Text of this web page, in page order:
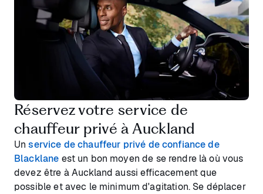
Réservez votre service de
chauffeur privé à Auckland
Unservice de chauffeur privé de confiance de
Blacklane est un bon moyen de se rendre là où vous
devez être à Auckland aussi efficacement que
possible et avec le minimum d'agitation. Se déplacer